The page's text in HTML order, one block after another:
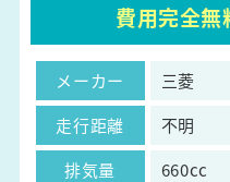
費用完全無
メーカー
三菱
走行距離
不明
排気量
660cc